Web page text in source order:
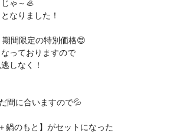
ゃ～🦪
なりました！
間限定の特別価格😍
っておりますので
しなく！
間に合いますので💦
鍋のもと】がセットになった